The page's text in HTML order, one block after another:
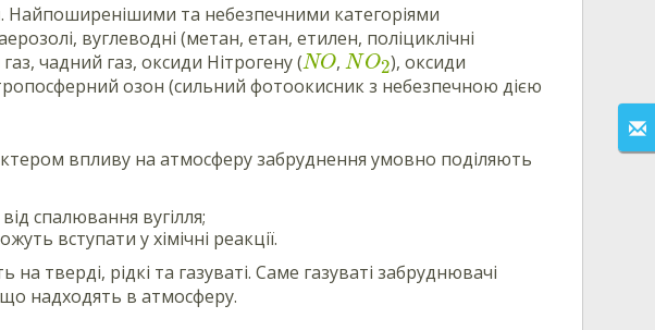
. Найпоширенішими та небезпечними категоріями
вуглеводні (метан, етан, етилен, поліциклічні
чадний газ, оксиди Нітрогену (NO,N O2), оксиди
озон (сильний фотоокисник з небезпечною дією
впливу на атмосферу забруднення умовно поділяють
спалювання вугілля;
вступати у хімічні реакції.
на тверді, рідкі та газуваті. Саме газуваті забруднювачі
надходять в атмосферу.